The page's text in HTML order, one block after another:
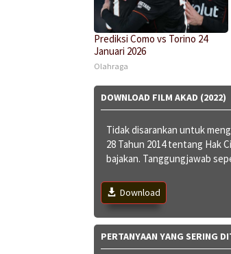
Prediksi Como vs Torino 24
Januari 2026
Olahraga
DOWNLOAD FILM AKAD (2022)
Tidak disarankan untuk
28 Tahun 2014 tentang Hak
bajakan. Tanggungjawab
Download
PERTANYAAN YANG SERING